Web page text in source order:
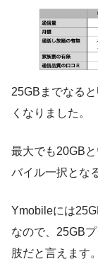
25GBまでなる
くなりました。
最大でも20GB
バイル一択とな
Ymobileには
なので、25GB
肢だと言えます。